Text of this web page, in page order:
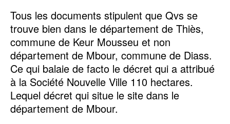
Tous les documents stipulent que Qvs se
trouve bien dans le département de Thiès,
commune de Keur Mousseu et non
département de Mbour, commune de Diass.
Ce qui balaie de facto le décret qui a attribué
à la Société Nouvelle Ville 110 hectares.
Lequel décret qui situe le site dans le
département de Mbour.